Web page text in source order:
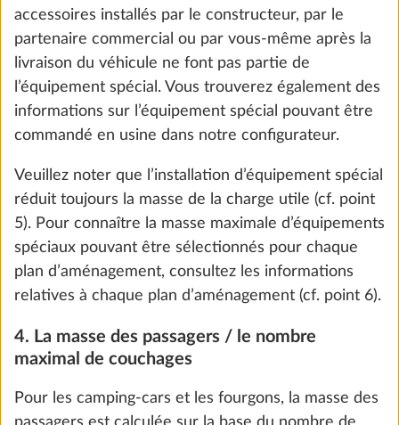
We use cookies to enable you to make the best
possible use of our website and to improve our
communication with you. We take your
preferences into account and process data for
consent by clicking on "Accept all". You can
Paillassons dans la cabine de conduite
1,5 kg
Ajouter
accessoires installés par le constructeur, par le
partenaire commercial ou par vous-même après la
livraison du véhicule ne font pas partie de
l’équipement spécial. Vous trouverez également des
informations sur l’équipement spécial pouvant être
commandé en usine dans notre configurateur.
Veuillez noter que l’installation d’équipement spécial
réduit toujours la masse de la charge utile (cf. point
5). Pour connaître la masse maximale d’équipements
spéciaux pouvant être sélectionnés pour chaque
plan d’aménagement, consultez les informations
relatives à chaque plan d’aménagement (cf. point 6).
4. La masse des passagers / le nombre
maximal de couchages
Pour les camping-cars et les fourgons, la masse des